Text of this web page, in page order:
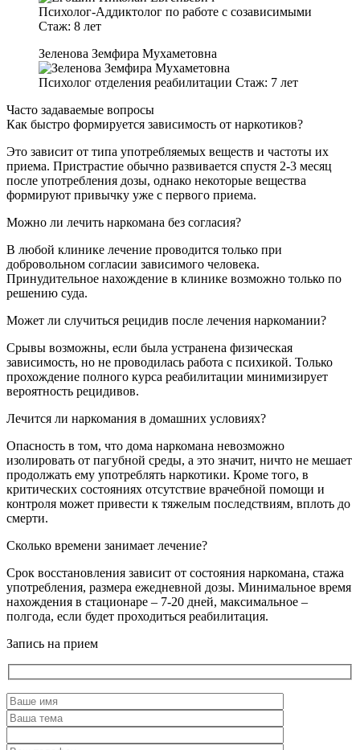
Психолог-Аддиктолог по работе с созависимыми
Стаж: 8 лет
Зеленова Земфира Мухаметовна
Психолог отделения реабилитации Стаж: 7 лет
Часто задаваемые вопросы
Как быстро формируется зависимость от наркотиков?
Это зависит от типа употребляемых веществ и частоты их
приема. Пристрастие обычно развивается спустя 2-3 месяц
после употребления дозы, однако некоторые вещества
формируют привычку уже с первого приема.
Можно ли лечить наркомана без согласия?
В любой клинике лечение проводится только при
добровольном согласии зависимого человека.
Принудительное нахождение в клинике возможно только по
решению суда.
Может ли случиться рецидив после лечения наркомании?
Срывы возможны, если была устранена физическая
зависимость, но не проводилась работа с психикой. Только
прохождение полного курса реабилитации минимизирует
вероятность рецидивов.
Лечится ли наркомания в домашних условиях?
Опасность в том, что дома наркомана невозможно
изолировать от пагубной среды, а это значит, ничто не мешает
продолжать ему употреблять наркотики. Кроме того, в
критических состояниях отсутствие врачебной помощи и
контроля может привести к тяжелым последствиям, вплоть до
смерти.
Сколько времени занимает лечение?
Срок восстановления зависит от состояния наркомана, стажа
употребления, размера ежедневной дозы. Минимальное время
нахождения в стационаре – 7-20 дней, максимальное –
полгода, если будет проходиться реабилитация.
Запись на прием